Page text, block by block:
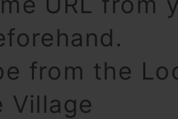
from the
Village